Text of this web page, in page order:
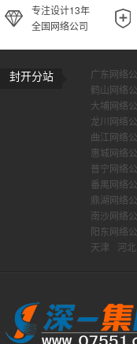
专注设计13年
全国网络公司
封开分站 广东网络公
鹤山网络公
大埔网络公
龙川网络公
曲江网络公
惠城网络公
普宁网络公
番禺网络公
鼎湖网络公
南沙网络
阳东网络
天津
河北